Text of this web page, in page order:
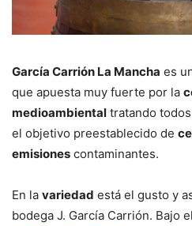
García Carrión La Mancha es
que apuesta muy fuerte por la
medioambiental tratando
el objetivo preestablecido de
emisiones contaminantes.
En la variedad está el gusto y
bodega J. García Carrión. Bajo